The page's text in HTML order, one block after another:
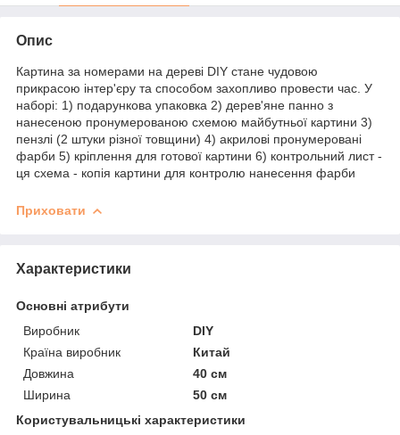
Опис
Картина за номерами на дереві DIY стане чудовою
прикрасою інтер'єру та способом захопливо провести час. У
наборі: 1) подарункова упаковка 2) дерев'яне панно з
нанесеною пронумерованою схемою майбутньої картини 3)
пензлі (2 штуки різної товщини) 4) акрилові пронумеровані
фарби 5) кріплення для готової картини 6) контрольний лист -
ця схема - копія картини для контролю нанесення фарби
Приховати
Характеристики
Основні атрибути
Виробник
DIY
Країна виробник
Китай
Довжина
40 см
Ширина
50 см
Користувальницькі характеристики